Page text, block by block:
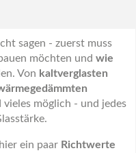
sagen - zuerst muss
möchten und wie
Von kaltverglasten
vieles möglich - und jedes
ein paar Richtwerte